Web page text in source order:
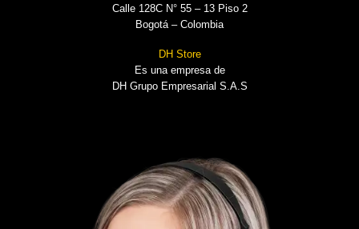
Calle 128C N° 55 – 13 Piso 2
Bogotá – Colombia
DH Store
Es una empresa de
DH Grupo Empresarial S.A.S